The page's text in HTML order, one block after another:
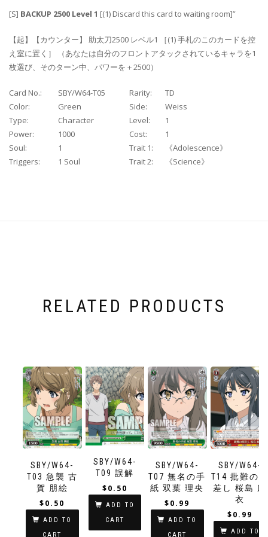
[S] BACKUP 2500 Level 1 [(1) Discard this card to waiting room]”
【起】【カウンター】 助太刀2500 レベル1 ［(1) 手札のこのカードを控
え室に置く］ （あなたは自分のフロントアタックされているキャラを1
枚選び、そのターン中、パワーを＋2500）
Card No.: SBY/W64-T05 Rarity:
TD
Color:
Green Side:
Weiss
Type:
Character Level:
1
Power:
1000 Cost:
1
Soul:
1 Trait 1:
《Adolescence》
Triggers:
1 Soul Trait 2: 《Science》
RELATED PRODUCTS
SBY/W64-
T03 急襲 古
賀 朋絵
$0.50
ADD TO
CART
SBY/W64-
T09 誤解
$0.50
ADD TO
CART
SBY/W64-
T07 無名の手
紙 双葉 理央
$0.99
ADD TO
CART
SBY/W64-
T14 批難の眼
差し 桜島 麻
衣
$0.99
ADD TO